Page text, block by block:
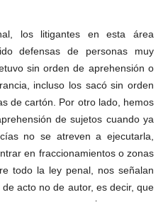
los litigantes en esta área
defensas de personas muy
sin orden de aprehensión o
incluso los sacó sin orden
de cartón. Por otro lado, hemos
de sujetos cuando ya
no se atreven a ejecutarla,
en fraccionamientos o zonas
todo la ley penal, nos señalan
acto no de autor, es decir, que